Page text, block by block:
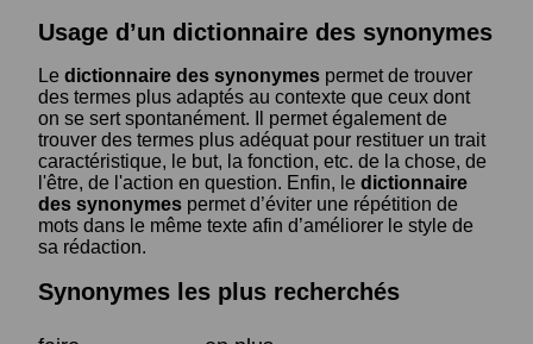
Usage d’un dictionnaire des synonymes
Le dictionnaire des synonymes permet de trouver
des termes plus adaptés au contexte que ceux dont
on se sert spontanément. Il permet également de
trouver des termes plus adéquat pour restituer un trait
caractéristique, le but, la fonction, etc. de la chose, de
l'être, de l'action en question. Enfin, le dictionnaire
des synonymes permet d’éviter une répétition de
mots dans le même texte afin d’améliorer le style de
sa rédaction.
Synonymes les plus recherchés